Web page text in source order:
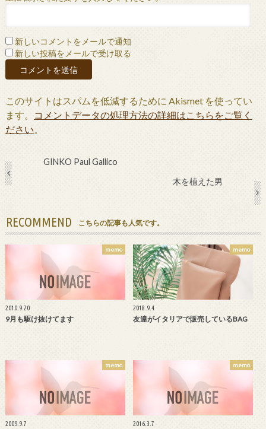
新しいコメントをメールで通知
新しい投稿をメールで受け取る
このサイトはスパムを低減するために Akismet を使ってい
ます。
コメントデータの処理方法の詳細はこちらをご覧く
ださい
GINKO Paul Gallico
木を植えた男
RECOMMEND こちらの記事も人気です。
memo
2010.9.20
9月も駆け抜けてます
memo
2018.9.4
友達がイタリアで販売しているBAG
memo
2009.9.7
memo
2016.3.7